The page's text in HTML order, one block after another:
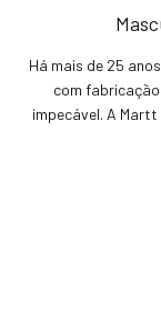
Há mais de 25
com
impecável. A